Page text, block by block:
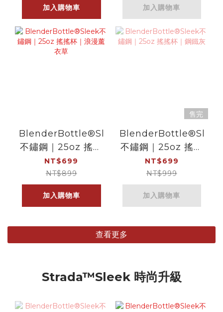
加入購物車 加入購物車
BlenderBottle®Sleek
不鏽鋼｜25oz 搖搖
杯｜浪漫薰衣草
NT$699
NT$899
加入購物車
售完
BlenderBottle®Sleek
不鏽鋼｜25oz 搖搖
杯｜鋼鐵灰
NT$699
NT$999
加入購物車
查看更多
Strada™Sleek 時尚升級